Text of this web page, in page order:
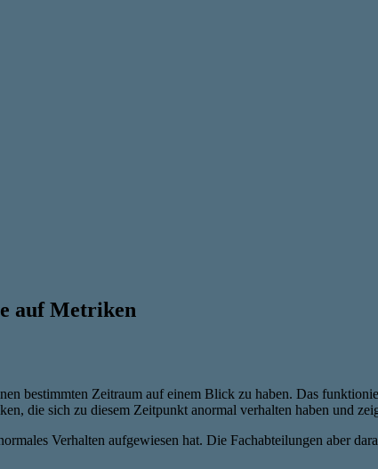
auf Metriken
bestimmten Zeitraum auf einem Blick zu haben. Das
die sich zu diesem Zeitpunkt anormal verhalten haben und
Verhalten aufgewiesen hat. Die Fachabteilungen aber